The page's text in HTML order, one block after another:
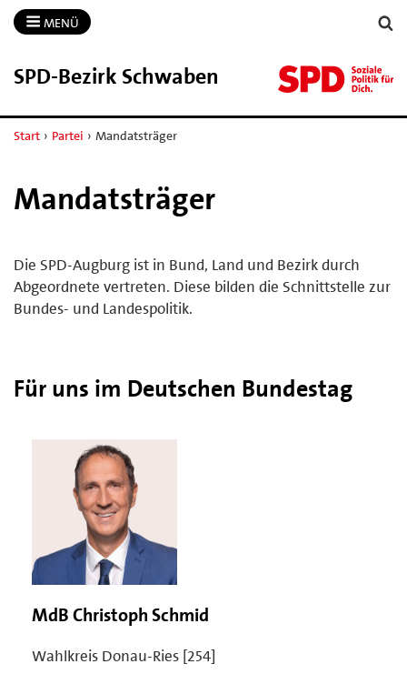
MENÜ
SPD-​Bezirk Schwaben
Start › Partei › Mandatsträger
Mandatsträger
Die SPD-Augburg ist in Bund, Land und Bezirk durch
Abgeordnete vertreten. Diese bilden die Schnittstelle zur
Bundes- und Landespolitik.
Für uns im Deutschen Bundestag
MdB Christoph Schmid
Wahlkreis Donau-Ries [254]